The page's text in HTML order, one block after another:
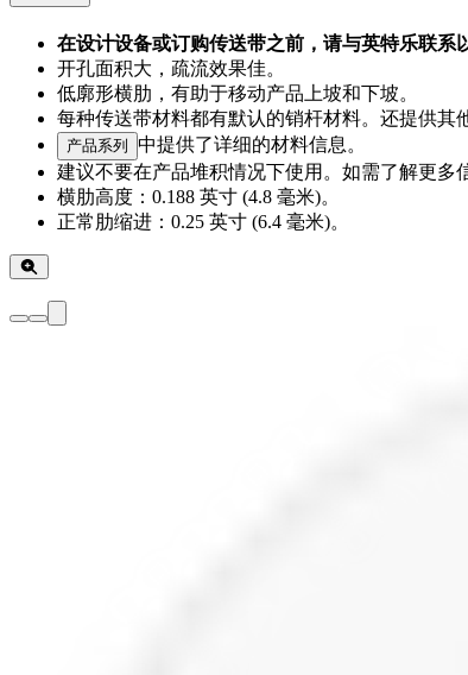
在设计设备或订购传送带之前，请与英特乐联系
开孔面积大，疏流效果佳。
低廓形横肋，有助于移动产品上坡和下坡。
每种传送带材料都有默认的销杆材料。还提供
产品系列
中提供了详细的材料信息。
建议不要在产品堆积情况下使用。如需了解更多
横肋高度：0.188 英寸 (4.8 毫米)。
正常肋缩进：0.25 英寸 (6.4 毫米)。